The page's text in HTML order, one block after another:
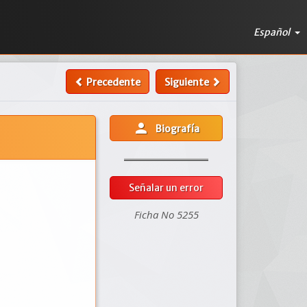
Español
Precedente Siguiente
person Biografía
Señalar un error
Ficha No 5255